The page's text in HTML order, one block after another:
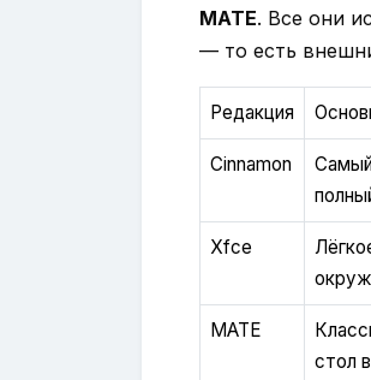
MATE. Все они
— то есть
Редакция
Cinnamon
Xfce
MATE
стол